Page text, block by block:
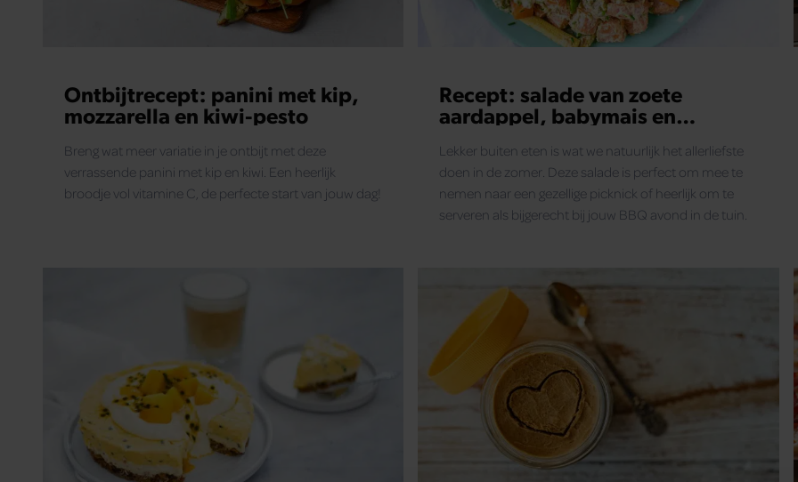
Ontbijtrecept: panini met kip,
mozzarella en kiwi-pesto
Breng wat meer variatie in je ontbijt met deze
verrassende panini met kip en kiwi. Een heerlijk
broodje vol vitamine C, de perfecte start van jouw dag!
Recept: salade van zoete
aardappel, babymais en
Lekker buiten eten is wat we natuurlijk het allerliefste
doen in de zomer. Deze salade is perfect om mee te
nemen naar een gezellige picknick of heerlijk om te
serveren als bijgerecht bij jouw BBQ avond in de tuin.